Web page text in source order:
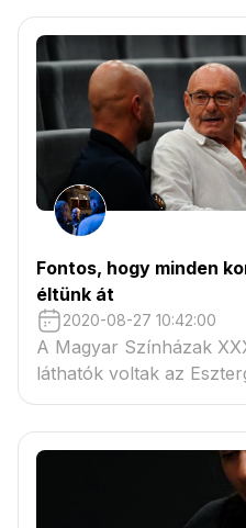
Fontos, hogy minden
éltünk át
2020-08-27 10:42:00
A Magyar Színházak
láthatók voltak az
kapcsolódó, A
című előadások.
színművésszel,
Várszínház igazgatójával